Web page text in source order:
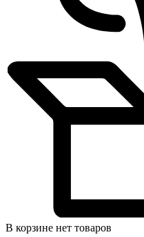
В корзине нет товаров